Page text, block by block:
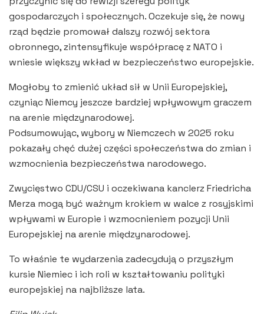
gospodarczych i społecznych. Oczekuje się, że nowy
rząd będzie promował dalszy rozwój sektora
obronnego, zintensyfikuje współpracę z NATO i
wniesie większy wkład w bezpieczeństwo europejskie.
Mogłoby to zmienić układ sił w Unii Europejskiej,
czyniąc Niemcy jeszcze bardziej wpływowym graczem
na arenie międzynarodowej.
Podsumowując, wybory w Niemczech w 2025 roku
pokazały chęć dużej części społeczeństwa do zmian i
wzmocnienia bezpieczeństwa narodowego.
Zwycięstwo CDU/CSU i oczekiwana kanclerz Friedricha
Merza mogą być ważnym krokiem w walce z rosyjskimi
wpływami w Europie i wzmocnieniem pozycji Unii
Europejskiej na arenie międzynarodowej.
To właśnie te wydarzenia zadecydują o przyszłym
kursie Niemiec i ich roli w kształtowaniu polityki
europejskiej na najbliższe lata.